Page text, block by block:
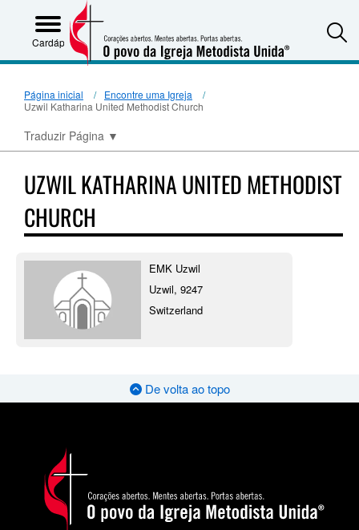
Cardápio
Página inicial
Encontre uma Igreja
Uzwil Katharina United Methodist Church
Traduzir Página ▼
UZWIL KATHARINA UNITED METHODIST
CHURCH
EMK Uzwil
Uzwil, 9247
Switzerland
De volta ao topo